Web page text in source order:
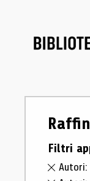
Filtri
Autori: